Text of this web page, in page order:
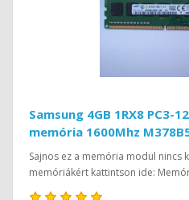
Samsung 4GB 1RX8 PC3-
memória 1600Mhz
Sajnos ez a memória modul nincs
memóriákért kattintson ide: